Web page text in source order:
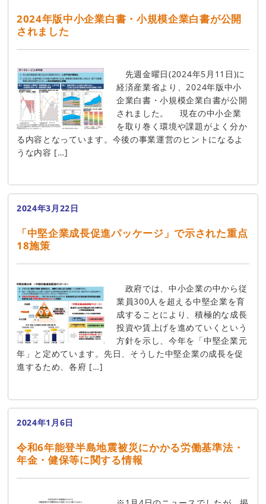
2024年版中小企業白書・小規模企業白書が公開
されました
先週金曜日(2024年5月11日)に
経済産業省より、2024年版中小
企業白書・小規模企業白書が公開
されました。 現在の中小企業
を取り巻く環境や課題がよく分か
る内容となっています。今後の事業運営のヒントになるよ
うな内容 […]
2024年3月22日
「中堅企業成長促進パッケージ」で示された重点
18施策
政府では、中小企業の中から従
業員300人を超える中堅企業を育
成することにより、積極的な成長
投資や賃上げを進めていくという
方針を示し、今年を「中堅企業元
年」と定めています。先日、そうした中堅企業の成長を促
進するため、各府 […]
2024年1月6日
令和6年能登半島地震被災にかかる労働基準法・
年金・健保等に関する情報